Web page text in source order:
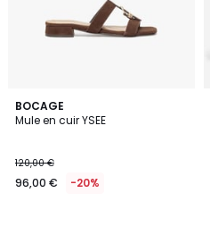
BOCAGE
Mule en cuir YSEE
120,00 €
96,00 € -20%